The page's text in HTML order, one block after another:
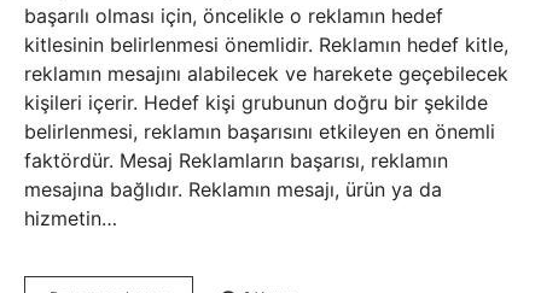
başarılı olması için, öncelikle o reklamın hedef
kitlesinin belirlenmesi önemlidir. Reklamın hedef kitle,
reklamın mesajını alabilecek ve harekete geçebilecek
kişileri içerir. Hedef kişi grubunun doğru bir şekilde
belirlenmesi, reklamın başarısını etkileyen en önemli
faktördür. Mesaj Reklamların başarısı, reklamın
mesajına bağlıdır. Reklamın mesajı, ürün ya da
hizmetin…